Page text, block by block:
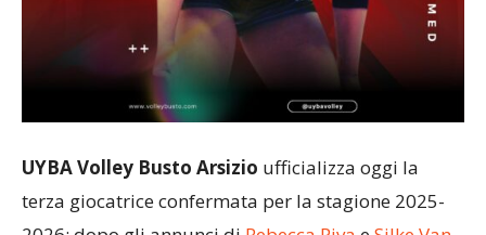
UYBA Volley Busto Arsizio ufficializza oggi la
terza giocatrice confermata per la stagione 2025-